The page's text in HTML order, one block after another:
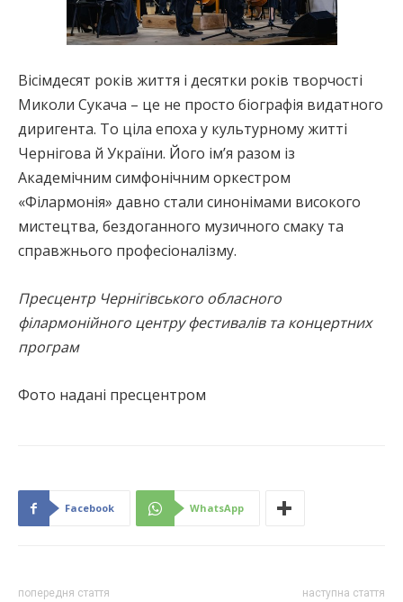
Вісімдесят років життя і десятки років творчості
Миколи Сукача – це не просто біографія видатного
диригента. То ціла епоха у культурному житті
Чернігова й України. Його ім’я разом із
Академічним симфонічним оркестром
«Філармонія» давно стали синонімами високого
мистецтва, бездоганного музичного смаку та
справжнього професіоналізму.
Пресцентр Чернігівського обласного
філармонійного центру фестивалів та концертних
програм
Фото надані пресцентром
Facebook WhatsApp
попередня стаття наступна стаття